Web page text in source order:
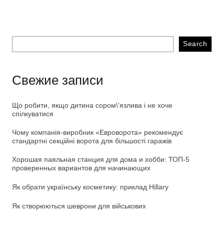
Search
Свежие записи
Що робити, якщо дитина сором\’язлива і не хоче
спілкуватися
Чому компанія-виробник «Евроворота» рекомендує
стандартні секційні ворота для більшості гаражів
Хорошая паяльная станция для дома и хобби: ТОП-5
проверенных вариантов для начинающих
Як обрати українську косметику: приклад Hillary
Як створюються шеврони для військових